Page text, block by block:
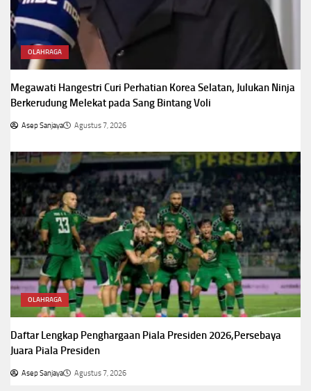
OLAHRAGA
Megawati Hangestri Curi Perhatian Korea Selatan, Julukan Ninja
Berkerudung Melekat pada Sang Bintang Voli
Asep Sanjaya Agustus 7, 2026
OLAHRAGA
Daftar Lengkap Penghargaan Piala Presiden 2026,Persebaya
Juara Piala Presiden
Asep Sanjaya Agustus 7, 2026